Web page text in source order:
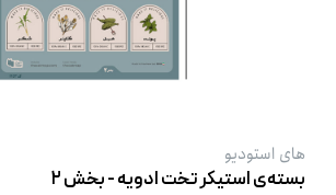
های استودیو
بسته‌ی استیکر تخت ادویه - بخش ۲